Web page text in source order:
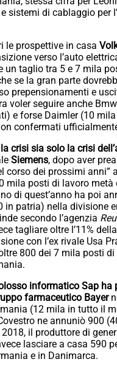
sistemi di cablaggio per
le prospettive in casa
verso l’auto
un taglio tra 5 e 7 mila
se la gran parte
prepensionamenti e
voler seguire anche
e forse Daimler (10
confermati
crisi sia solo la crisi
Siemens, dopo aver
corso dei prossimi anni”
mila posti di lavoro metà
di quest’anno ha poi
in patria) nella divisione
secondo l’agenzia
tagliare oltre l’11%
con l’ex rivale Usa
800 dei 7 mila posti di
informatico Sap ha
farmaceutico Bayer
(12 mila in tutto il
ne annuniò 900
il produttore di
lasciare a casa 590
e in Danimarca.